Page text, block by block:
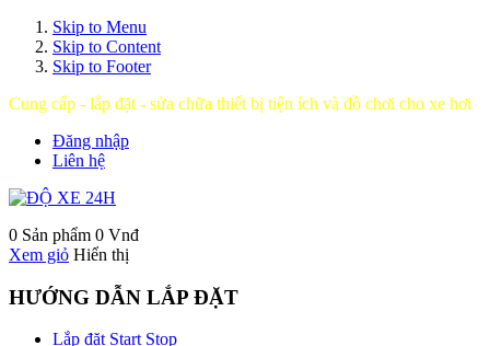
Skip to Menu
Skip to Content
Skip to Footer
Cung cấp - lắp đặt - sửa chữa thiết bị tiện ích và đồ chơi cho xe hơi
Đăng nhập
Liên hệ
0 Sản phẩm 0 Vnđ
Xem giỏ Hiển thị
HƯỚNG DẪN LẮP ĐẶT
Lắp đặt Start Stop